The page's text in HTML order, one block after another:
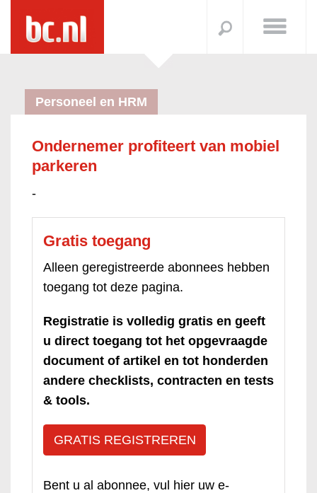
Personeel en HRM
Ondernemer profiteert van mobiel
parkeren
-
Gratis toegang
Alleen geregistreerde abonnees hebben
toegang tot deze pagina.
Registratie is volledig gratis en geeft
u direct toegang tot het opgevraagde
document of artikel en tot honderden
andere checklists, contracten en tests
& tools.
GRATIS REGISTREREN
Bent u al abonnee, vul hier uw e-